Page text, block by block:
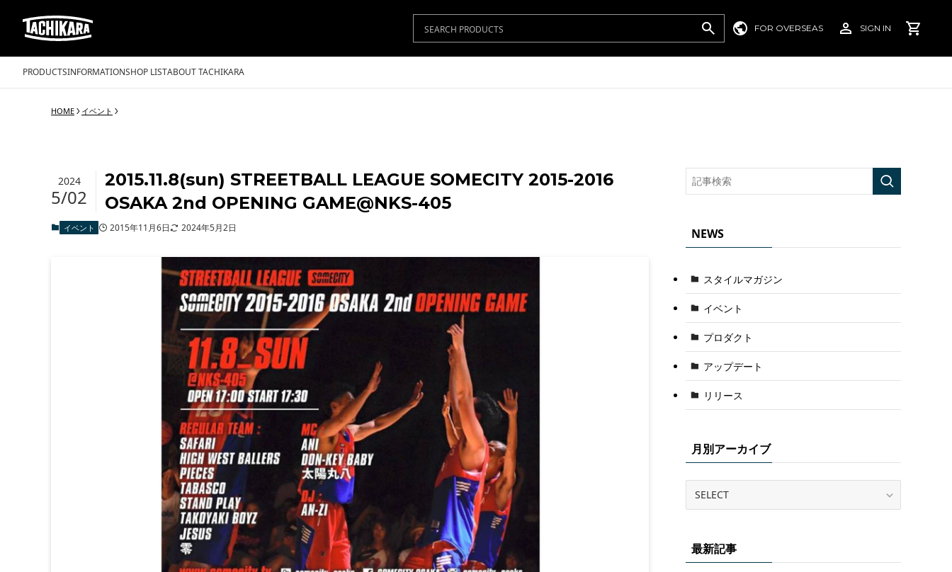
FOR OVERSEAS SIGN IN
PRODUCTSINFORMATIONSHOP LISTABOUT TACHIKARA
HOME イベント
2015.11.8(sun) STREETBALL LEAGUE SOMECITY 2015-2016
OSAKA 2nd OPENING GAME@NKS-405
2024
5/02
イベント 2015年11月6日 2024年5月2日 NEWS
スタイルマガジン
イベント
プロダクト
アップデート
リリース
月別アーカイブ
最新記事